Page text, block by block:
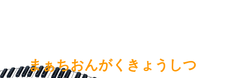
まぁちおんがくきょうしつ